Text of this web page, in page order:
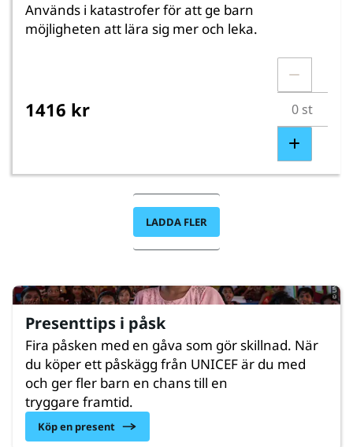
Används i katastrofer för att ge barn
möjligheten att lära sig mer och leka.
1416 kr
LADDA FLER
Presenttips i påsk
Fira påsken med en gåva som gör skillnad. När
du köper ett påskägg från UNICEF är du med
och ger fler barn en chans till en
tryggare framtid.
Köp en present